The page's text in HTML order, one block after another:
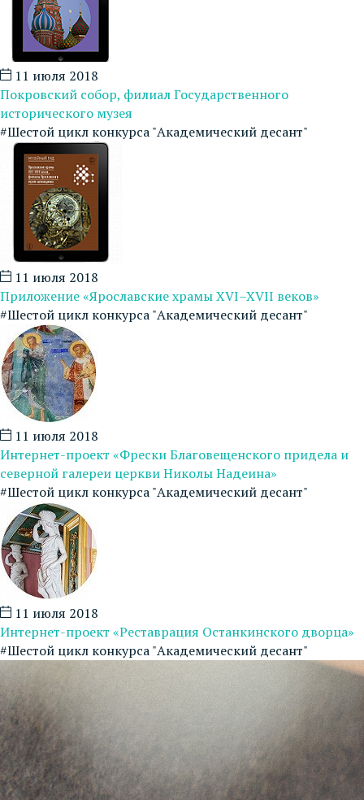
11 июля 2018
Покровский собор, филиал Государственного
исторического музея
#Шестой цикл конкурса "Академический десант"
11 июля 2018
Приложение «Ярославские храмы XVI–XVII веков»
#Шестой цикл конкурса "Академический десант"
11 июля 2018
Интернет-проект «Фрески Благовещенского придела и
северной галереи церкви Николы Надеина»
#Шестой цикл конкурса "Академический десант"
11 июля 2018
Интернет-проект «Реставрация Останкинского дворца»
#Шестой цикл конкурса "Академический десант"